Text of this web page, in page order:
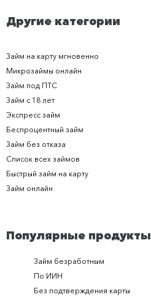
Другие категории
Займ на карту мгновенно
Микрозаймы онлайн
Займ под ПТС
Займ с 18 лет
Экспресс займ
Беспроцентный займ
Займ без отказа
Список всех займов
Быстрый займ на карту
Займ онлайн
Популярные продукты
Займ безработным
По ИИН
Без подтверждения карты